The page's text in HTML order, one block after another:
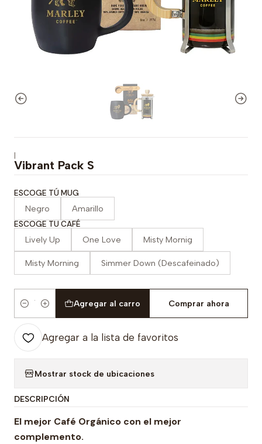
|
Vibrant Pack S
ESCOGE TÚ MUG
Negro Amarillo
ESCOGE TU CAFÉ
Lively Up One Love Misty Mornig
Misty Morning Simmer Down (Descafeinado)
Cantidad
Agregar al carro Comprar ahora
Agregar a la lista de favoritos
Mostrar stock de ubicaciones
DESCRIPCIÓN
El mejor Café Orgánico con el mejor
complemento.